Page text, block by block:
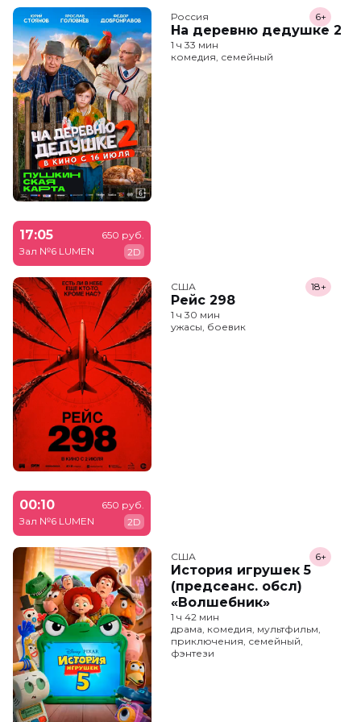
Россия
На деревню дедушке 2
6+
1 ч 33 мин
комедия, семейный
17:05
Зал №6 LUMEN
650 руб.
2D
США
Рейс 298
18+
1 ч 30 мин
ужасы, боевик
00:10
Зал №6 LUMEN
650 руб.
2D
США
История игрушек 5
(предсеанс. обсл)
«Волшебник»
6+
1 ч 42 мин
драма, комедия, мультфильм,
приключения, семейный,
фэнтези